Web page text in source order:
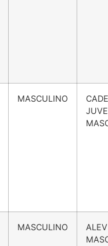
MASCULINO
MASCULINO